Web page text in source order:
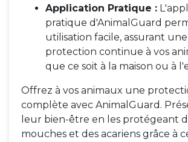
Application Pratique :
pratique d'AnimalGuard
utilisation facile, assurant une
protection continue à vos
que ce soit à la maison ou à
Offrez à vos animaux une
complète avec AnimalGuard.
leur bien-être en les protégeant
mouches et des acariens grâce à